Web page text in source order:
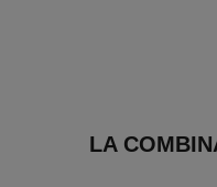
LA